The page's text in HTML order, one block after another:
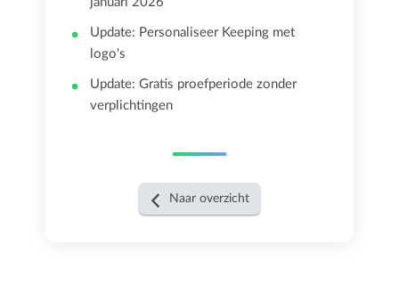
Update: Personaliseer Keeping met
logo's
Update: Gratis proefperiode zonder
verplichtingen
Naar overzicht